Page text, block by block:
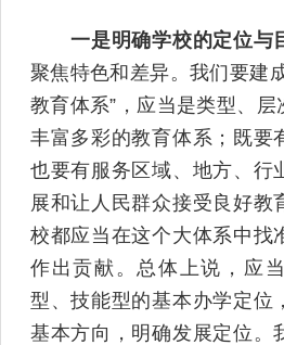
一是明确学校的定位与
聚焦特色和差异。我们要建
教育体系”，应当是类型、层
丰富多彩的教育体系；既要
也要有服务区域、地方、行
展和让人民群众接受良好教
校都应当在这个大体系中找
作出贡献。总体上说，应
型、技能型的基本办学定位
基本方向，明确发展定位。